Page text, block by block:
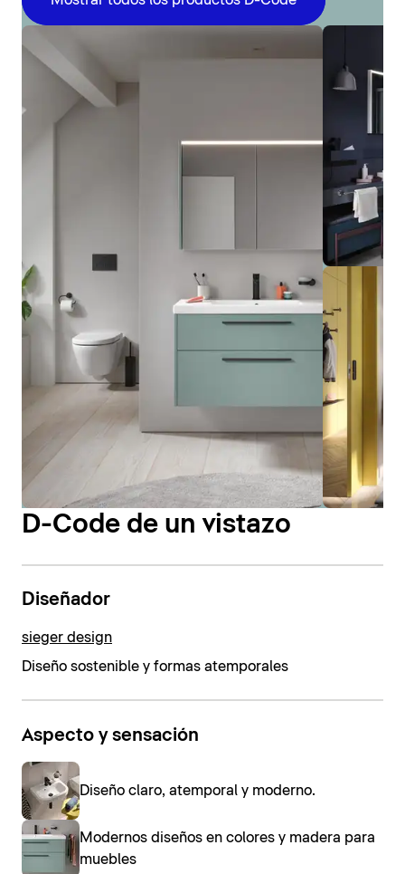
D-Code de un vistazo
Diseñador
sieger design
Diseño sostenible y formas atemporales
Aspecto y sensación
Diseño claro, atemporal y moderno.
Modernos diseños en colores y madera para
muebles